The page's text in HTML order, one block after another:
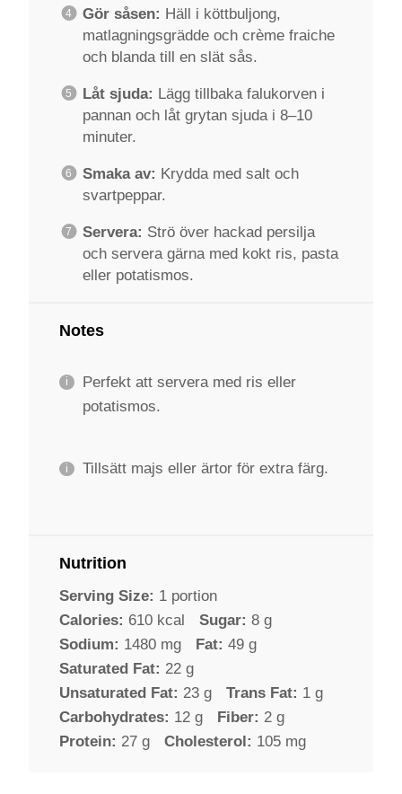
Gör såsen: Häll i köttbuljong,
matlagningsgrädde och crème fraiche
och blanda till en slät sås.
Låt sjuda: Lägg tillbaka falukorven i
pannan och låt grytan sjuda i 8–10
minuter.
Smaka av: Krydda med salt och
svartpeppar.
Servera: Strö över hackad persilja
och servera gärna med kokt ris, pasta
eller potatismos.
Notes
Perfekt att servera med ris eller
potatismos.
Tillsätt majs eller ärtor för extra färg.
Nutrition
Serving Size: 1 portion
Calories: 610 kcal Sugar: 8 g
Sodium: 1480 mg Fat: 49 g
Saturated Fat: 22 g
Unsaturated Fat: 23 g Trans Fat: 1 g
Carbohydrates: 12 g Fiber: 2 g
Protein: 27 g Cholesterol: 105 mg